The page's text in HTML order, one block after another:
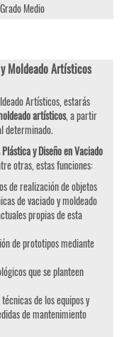
Medio
y Moldeado Artísticos
Artísticos, estarás
artísticos, a partir
determinado.
y Diseño en Vaciado
otras, estas funciones:
de realización de objetos
de vaciado y moldeado
propias de esta
de prototipos mediante
que se planteen
de los equipos y
de mantenimiento